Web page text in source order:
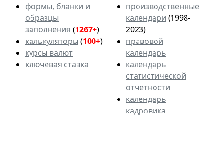
формы, бланки и
образцы
заполнения (1267+)
калькуляторы (100+)
курсы валют
ключевая ставка
производственные
календари (1998-
2023)
правовой
календарь
календарь
статистической
отчетности
календарь
кадровика